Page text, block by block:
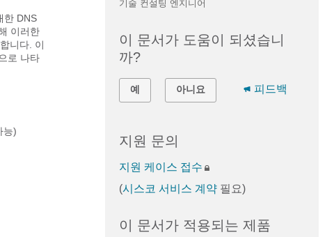
한 DNS
이러한
니다. 이
로 나타
능)
기술 컨설팅 엔지니어
이 문서가 도움이 되셨습니
까?
예 아니요 피드백
지원 문의
지원 케이스 접수
(시스코 서비스 계약필요)
이 문서가 적용되는 제품